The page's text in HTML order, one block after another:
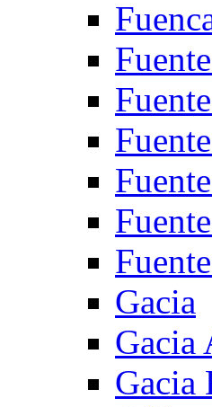
Gacia
Gacia
Gacia